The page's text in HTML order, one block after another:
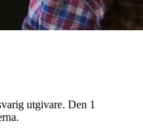
utgivare. Den 1